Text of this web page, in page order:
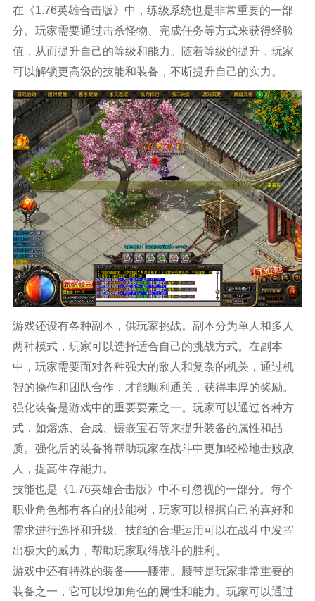
在《1.76英雄合击版》中，练级系统也是非常重要的一部
分。玩家需要通过击杀怪物、完成任务等方式来获得经验
值，从而提升自己的等级和能力。随着等级的提升，玩家
可以解锁更高级的技能和装备，不断提升自己的实力。
游戏还设有各种副本，供玩家挑战。副本分为单人和多人
两种模式，玩家可以选择适合自己的挑战方式。在副本
中，玩家需要面对各种强大的敌人和复杂的机关，通过机
智的操作和团队合作，才能顺利通关，获得丰厚的奖励。
强化装备是游戏中的重要要素之一。玩家可以通过各种方
式，如熔炼、合成、镶嵌宝石等来提升装备的属性和品
质。强化后的装备将帮助玩家在战斗中更加轻松地击败敌
人，提高生存能力。
技能也是《1.76英雄合击版》中不可忽视的一部分。每个
职业角色都有各自的技能树，玩家可以根据自己的喜好和
需求进行选择和升级。技能的合理运用可以在战斗中发挥
出极大的威力，帮助玩家取得战斗的胜利。
游戏中还有特殊的装备——腰带。腰带是玩家非常重要的
装备之一，它可以增加角色的属性和能力。玩家可以通过